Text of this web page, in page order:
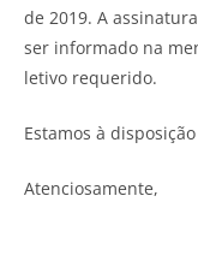
de 2019. A
ser informado na
letivo requerido.
Estamos à
Atenciosamente,